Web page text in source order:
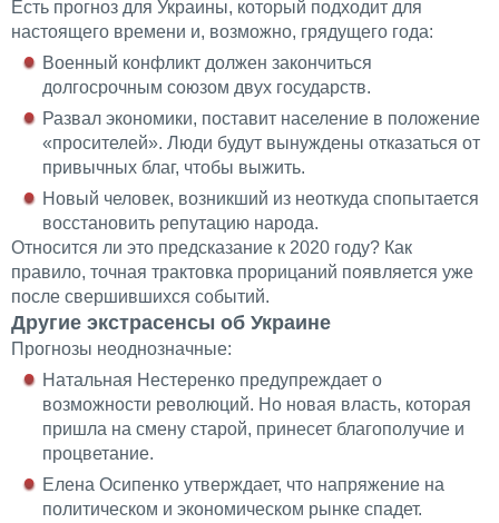
Есть прогноз для Украины, который подходит для
настоящего времени и, возможно, грядущего года:
Военный конфликт должен закончиться
долгосрочным союзом двух государств.
Развал экономики, поставит население в положение
«просителей». Люди будут вынуждены отказаться от
привычных благ, чтобы выжить.
Новый человек, возникший из неоткуда спопытается
восстановить репутацию народа.
Относится ли это предсказание к 2020 году? Как
правило, точная трактовка прорицаний появляется уже
после свершившихся событий.
Другие экстрасенсы об Украине
Прогнозы неоднозначные:
Натальная Нестеренко предупреждает о
возможности революций. Но новая власть, которая
пришла на смену старой, принесет благополучие и
процветание.
Елена Осипенко утверждает, что напряжение на
политическом и экономическом рынке спадет.